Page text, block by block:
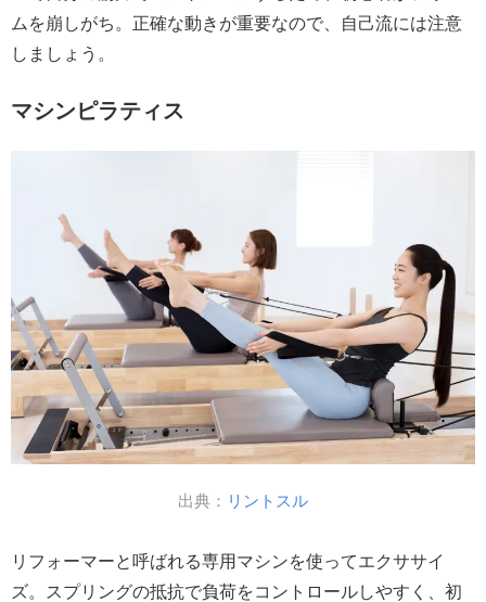
ムを崩しがち。正確な動きが重要なので、自己流には注意
しましょう。
マシンピラティス
出典： リントスル
リフォーマーと呼ばれる専用マシンを使ってエクササイ
ズ。スプリングの抵抗で負荷をコントロールしやすく、初